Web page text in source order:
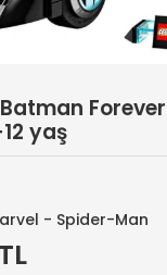
yaş
- Spider-Man